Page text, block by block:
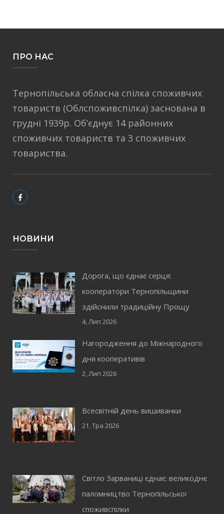
ПРО НАС
Тернопільська обласна спілка споживчих
товариств (Облспоживспілка) заснована в
грудні 1939р. Об’єднує 14 районних
споживчих товариств та 3 споживчих
товариства.
НОВИНИ
Дорога, що єднає серця:
кооператори Тернопільщини
здійснили традиційну Прощу
4, Лип 2026
Нагородження до Міжнародного
дня кооперативів
2, Лип 2026
Всесвітній день вишиванки
21, Тра 2026
Світло Зарваниці єднає: великоднє
паломництво Тернопільської
споживспілки